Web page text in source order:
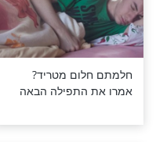
סימן
את זה!